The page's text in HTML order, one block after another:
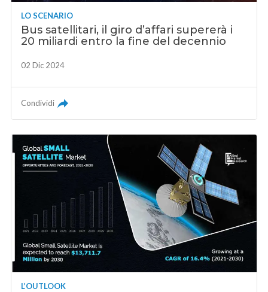
LO SCENARIO
Bus satellitari, il giro d’affari supererà i
20 miliardi entro la fine del decennio
02 Dic 2024
Condividi
L’OUTLOOK